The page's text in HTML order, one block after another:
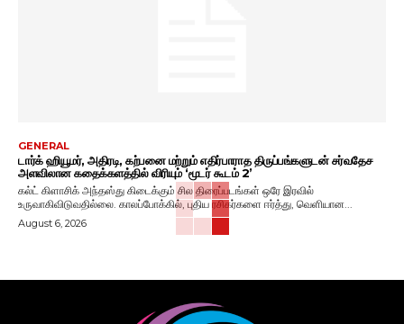
GENERAL
டார்க் ஹியூமர், அதிரடி, கற்பனை மற்றும் எதிர்பாராத திருப்பங்களுடன் சர்வதேச
அளவிலான கதைக்களத்தில் விரியும் ‘மூடர் கூடம் 2’
கல்ட் கிளாசிக் அந்தஸ்து கிடைக்கும் சில திரைப்படங்கள் ஒரே இரவில்
உருவாகிவிடுவதில்லை. காலப்போக்கில், புதிய ரசிகர்களை ஈர்த்து, வெளியான...
August 6, 2026